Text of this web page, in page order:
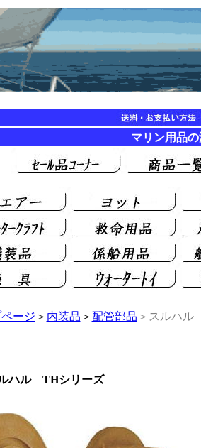
マリン用品
ページ ＞ 内装品 ＞ 配管部品 ＞スルハ
ハル THシリーズ